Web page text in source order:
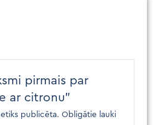
pirmais par
ar citronu”
publicēta. Obligātie lauki